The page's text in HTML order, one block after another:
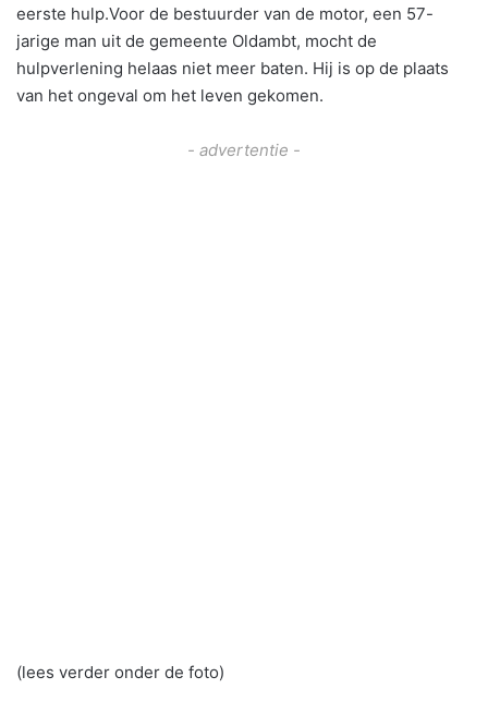
eerste hulp.Voor de bestuurder van de motor, een 57-
jarige man uit de gemeente Oldambt, mocht de
hulpverlening helaas niet meer baten. Hij is op de plaats
van het ongeval om het leven gekomen.
- advertentie -
(lees verder onder de foto)